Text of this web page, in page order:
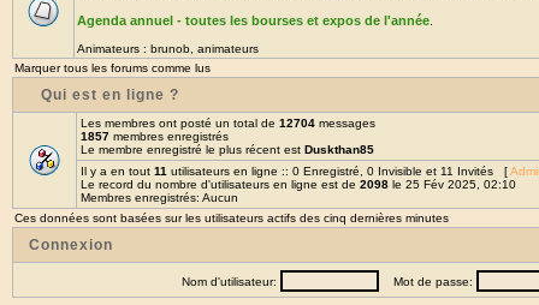
Agenda annuel - toutes les bourses et expos de l'année
Animateurs : brunob animateurs
Marquer tous les forums comme lus
Qui est en ligne ?
Les membres ont posté un total de 12704 messages
1857 membres enregistrés
Le membre enregistré le plus récent est Duskthan85
Il y a en tout 11 utilisateurs en ligne :: 0 Enregistré, 0 Invisible et 11 Invités [
Le record du nombre d'utilisateurs en ligne est de 2098 le 25 Fév 2025, 02:10
Membres enregistrés: Aucun
Ces données sont basées sur les utilisateurs actifs des cinq dernières minutes
Connexion
Nom d'utilisateur: Mot de passe: